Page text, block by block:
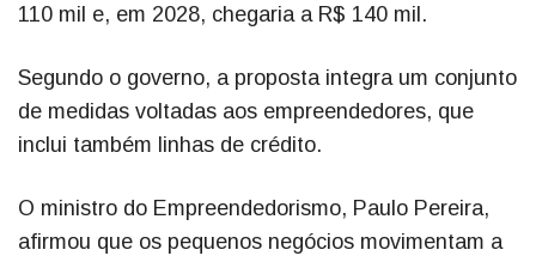
110 mil e, em 2028, chegaria a R$ 140 mil.
Segundo o governo, a proposta integra um conjunto
de medidas voltadas aos empreendedores, que
inclui também linhas de crédito.
O ministro do Empreendedorismo, Paulo Pereira,
afirmou que os pequenos negócios movimentam a